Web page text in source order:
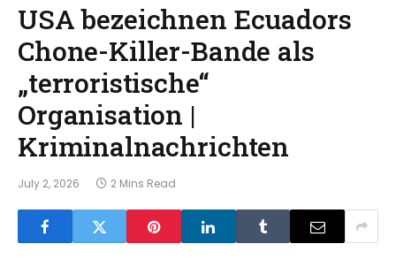
USA bezeichnen Ecuadors
Chone-Killer-Bande als
„terroristische“
Organisation |
Kriminalnachrichten
July 2, 2026 2 Mins Read